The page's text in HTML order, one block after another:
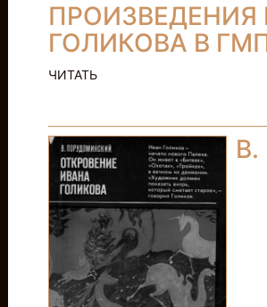
ПРОИЗВЕДЕНИЯ
ГОЛИКОВА В
ЧИТАТЬ
В.